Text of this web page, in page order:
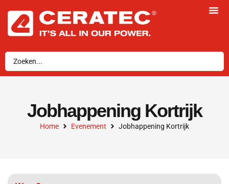
Jobhappening Kortrijk
Home Evenement Jobhappening Kortrijk